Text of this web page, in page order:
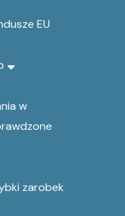
EU
w
zarobek